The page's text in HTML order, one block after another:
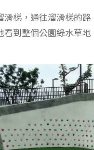
梯，通往溜滑梯的
到整個公園綠水草